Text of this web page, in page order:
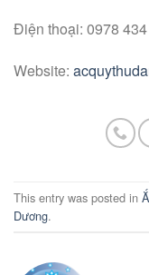
Điện thoại: 0978
Website:
This entry was posted in
Dương.